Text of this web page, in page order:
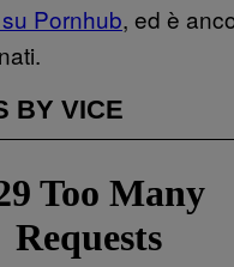
Pornhub, ed è
BY VICE